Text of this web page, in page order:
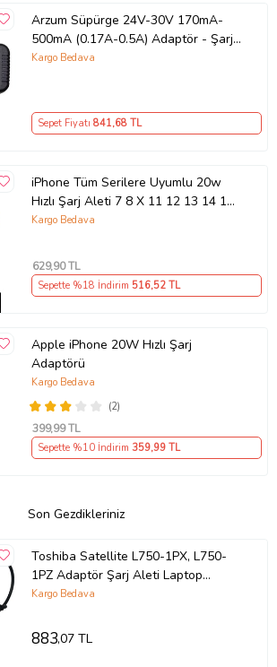
Arzum Süpürge 24V-30V 170mA-
500mA (0.17A-0.5A) Adaptör - Şarj
Aleti RETRO
Kargo Bedava
Sepet Fiyatı 841,68 TL
iPhone Tüm Serilere Uyumlu 20w
Hızlı Şarj Aleti 7 8 X 11 12 13 14 15
16 İçin Type-C Girişli Adaptör
Kargo Bedava
629,90 TL
Sepette %18 İndirim 516,52 TL
Apple iPhone 20W Hızlı Şarj
Adaptörü
(2)
Kargo Bedava
399,99 TL
Sepette %10 İndirim 359,99 TL
Son Gezdikleriniz
Toshiba Satellite L750-1PX, L750-
1PZ Adaptör Şarj Aleti Laptop
Adaptörü (Siyah)
Kargo Bedava
883,07 TL